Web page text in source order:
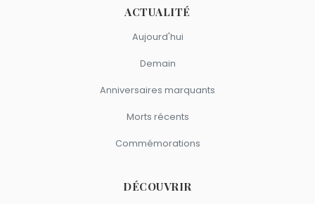
ACTUALITÉ
Aujourd'hui
Demain
Anniversaires marquants
Morts récents
Commémorations
DÉCOUVRIR